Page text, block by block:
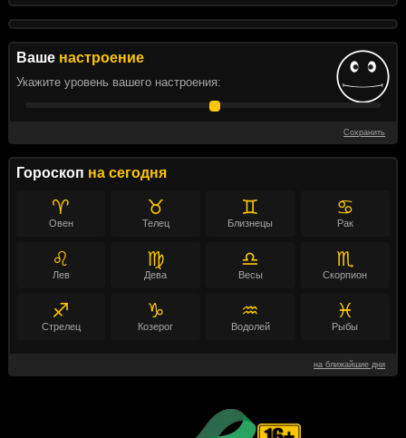
Ваше настроение
Укажите уровень вашего настроения:
Сохранить
Гороскоп на сегодня
♈
Овен
♉
Телец
♊
Близнецы
♋
Рак
♌
Лев
♍
Дева
♎
Весы
♏
Скорпион
♐
Стрелец
♑
Козерог
♒
Водолей
♓
Рыбы
на ближайшие дни